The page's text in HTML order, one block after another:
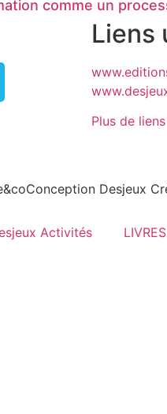
comme un
Liens
Plus de
Conception Desjeux
Activités